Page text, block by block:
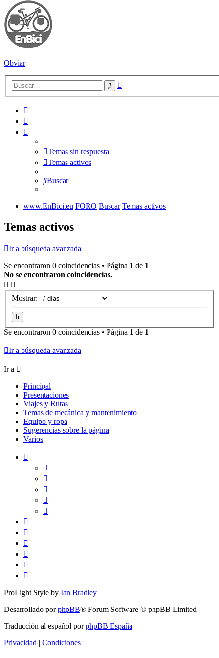
Obviar
Buscar
Temas sin respuesta
Temas activos
Buscar
www.EnBici.eu FORO Buscar Temas activos
Temas activos
Ir a búsqueda avanzada
Se encontraron 0 coincidencias • Página 1 de 1
No se encontraron coincidencias.
Mostrar:
Se encontraron 0 coincidencias • Página 1 de 1
Ir a búsqueda avanzada
Ir a
Principal
Presentaciones
Viajes y Rutas
Temas de mecánica y mantenimiento
Equipo y ropa
Sugerencias sobre la página
Varios
ProLight Style by Ian Bradley
Desarrollado porphpBB® Forum Software © phpBB Limited
Traducción al español porphpBB España
Privacidad | Condiciones